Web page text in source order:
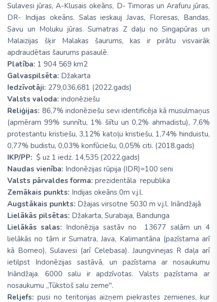
Sulavesi jūras, A-Klusais okeāns, D- Timoras un Arafuru jūras,
DR- Indijas okeāns. Salas ieskauj Javas, Floresas, Bandas,
Savu un Moluku jūras. Sumatras Z daļu no Singapūras un
Malaizijas šķir Malakas šaurums, kas ir pirātu visvairāk
apdraudētais šaurums pasaulē.
Platība: 1 904 569 km2
Galvaspilsēta: Džakarta
Iedzīvotāji: 279,036,681 (2022.gads)
Valsts valoda: indonēziešu
Reliģijas: 86,7% indonēziešu sevi identificēja kā musulmaņus
(apmēram 99% sunnītu, 1% šiītu un 0,2% ahmadistu), 7,6%
protestantu kristiešu, 3,12% katoļu kristiešu, 1,74% hinduistu,
0,77% budistu, 0,03% konfūciešu, 0,05% citi. (2018.gads)
IKP/PP: $ uz 1 iedz. 14,535 (2022.gads)
Naudas vienība: Indonēzijas rūpija (IDR)=100 seni
Valsts pārvaldes forma: prezidentāla republika
Zemākais punkts: Indijas okeāns 0m v.j.l.
Augstākais punkts: Džajas virsotne 5030 m v.j.l. Iriāndžajā
Lielākās pilsētas: Džakarta, Surabaja, Bandunga
Lielākās salas: Indonēzija sastāv no 13677 salām un 4
lielākās no tām ir Sumatra, Java, Kalimantāna (pazīstama arī
kā Borneo), Sulavesi (arī Celebasa). Jaungvinejas R daļa arī
ietilpst Indonēzijas sastāvā, un pazīstama ar nosaukumu
Iriāndžaja. 6000 salu ir apdzīvotas. Valsts pazīstama ar
nosaukumu „Tūkstoš salu zeme".
Reljefs: pusi no teritorijas aizņem piekrastes zemienes, kur